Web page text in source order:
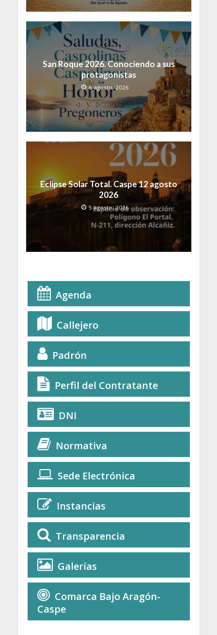
San Roque 2026. Conociendo a sus
protagonistas
6 agosto, 2026
Eclipse Solar Total. Caspe 12 agosto
2026
5 agosto, 2026
Agenda
Callejero
Padrón
Perfil del Contratante
DNI
Normativa
Sede Electrónica
Instancias
Transparencia
Galerías
Comarca Bajo Aragón-
Caspe